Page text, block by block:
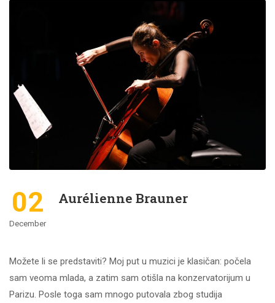
02
December
Aurélienne Brauner
Možete li se predstaviti? Moj put u muzici je klasičan: počela
sam veoma mlada, a zatim sam otišla na konzervatorijum u
Parizu. Posle toga sam mnogo putovala zbog studija